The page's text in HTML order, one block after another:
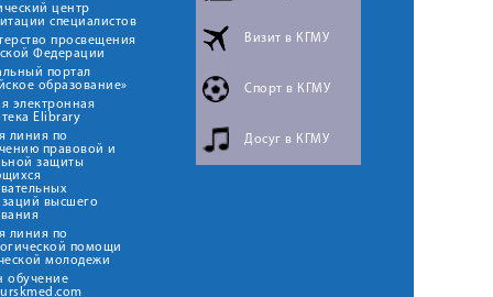
центр
специалистов
просвещения
Федерации
портал
образование»
электронная
Elibrary
линия по
правовой и
защиты
высшего
линия по
помощи
молодежи
обучение
Визит в КГМУ
Спорт в КГМУ
Досуг в КГМУ